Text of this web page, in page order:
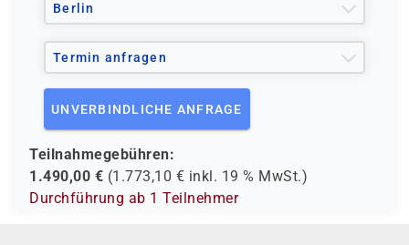
Berlin
Termin anfragen
UNVERBINDLICHE ANFRAGE
Teilnahmegebühren:
1.490,00 € (1.773,10 € inkl. 19 % MwSt.)
Durchführung ab 1 Teilnehmer